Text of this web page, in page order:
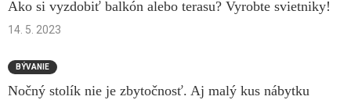
Ako si vyzdobiť balkón alebo terasu? Vyrobte svietniky!
14. 5. 2023
BÝVANIE
Nočný stolík nie je zbytočnosť. Aj malý kus nábytku